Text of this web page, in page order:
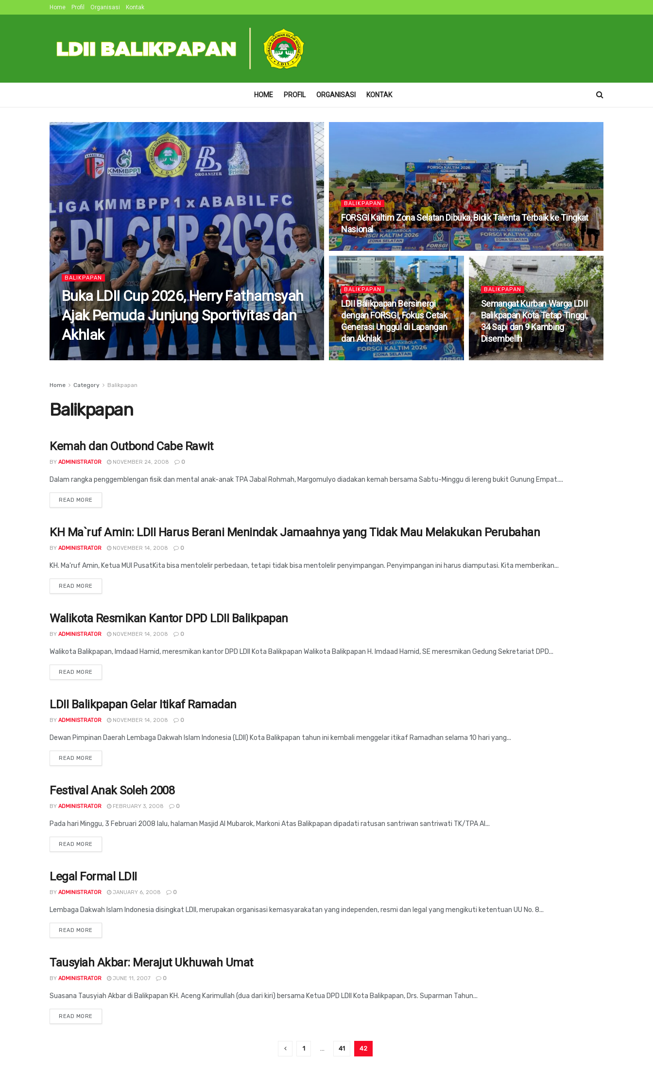
Home Profil Organisasi Kontak
HOME PROFIL ORGANISASI KONTAK
BALIKPAPAN
Buka LDII Cup 2026, Herry Fathamsyah
Ajak Pemuda Junjung Sportivitas dan
Akhlak
BALIKPAPAN
FORSGI Kaltim Zona Selatan Dibuka, Bidik Talenta Terbaik ke Tingkat
Nasional
BALIKPAPAN
LDII Balikpapan Bersinergi
dengan FORSGI, Fokus Cetak
Generasi Unggul di Lapangan
dan Akhlak
BALIKPAPAN
Semangat Kurban Warga LDII
Balikpapan Kota Tetap Tinggi,
34 Sapi dan 9 Kambing
Disembelih
Home Category Balikpapan
Balikpapan
BALIKPAPAN
Kemah dan Outbond Cabe Rawit
BY ADMINISTRATOR NOVEMBER 24, 2008 0
Dalam rangka penggemblengan fisik dan mental anak-anak TPA Jabal Rohmah, Margomulyo diadakan kemah bersama Sabtu-Minggu di lereng bukit Gunung Empat....
READ MORE
BALIKPAPAN
KH Ma`ruf Amin: LDII Harus Berani Menindak Jamaahnya yang Tidak Mau Melakukan Perubahan
BY ADMINISTRATOR NOVEMBER 14, 2008 0
KH. Ma'ruf Amin, Ketua MUI PusatKita bisa mentolelir perbedaan, tetapi tidak bisa mentolelir penyimpangan. Penyimpangan ini harus diamputasi. Kita memberikan...
READ MORE
BALIKPAPAN
Walikota Resmikan Kantor DPD LDII Balikpapan
BY ADMINISTRATOR NOVEMBER 14, 2008 0
Walikota Balikpapan, Imdaad Hamid, meresmikan kantor DPD LDII Kota Balikpapan Walikota Balikpapan H. Imdaad Hamid, SE meresmikan Gedung Sekretariat DPD...
READ MORE
BALIKPAPAN
LDII Balikpapan Gelar Itikaf Ramadan
BY ADMINISTRATOR NOVEMBER 14, 2008 0
Dewan Pimpinan Daerah Lembaga Dakwah Islam Indonesia (LDII) Kota Balikpapan tahun ini kembali menggelar itikaf Ramadhan selama 10 hari yang...
READ MORE
BALIKPAPAN
Festival Anak Soleh 2008
BY ADMINISTRATOR FEBRUARY 3, 2008 0
Pada hari Minggu, 3 Februari 2008 lalu, halaman Masjid Al Mubarok, Markoni Atas Balikpapan dipadati ratusan santriwan santriwati TK/TPA Al...
READ MORE
BALIKPAPAN
Legal Formal LDII
BY ADMINISTRATOR JANUARY 6, 2008 0
Lembaga Dakwah Islam Indonesia disingkat LDII, merupakan organisasi kemasyarakatan yang independen, resmi dan legal yang mengikuti ketentuan UU No. 8...
READ MORE
BALIKPAPAN
Tausyiah Akbar: Merajut Ukhuwah Umat
BY ADMINISTRATOR JUNE 11, 2007 0
Suasana Tausyiah Akbar di Balikpapan KH. Aceng Karimullah (dua dari kiri) bersama Ketua DPD LDII Kota Balikpapan, Drs. Suparman Tahun...
READ MORE
1 … 41 42